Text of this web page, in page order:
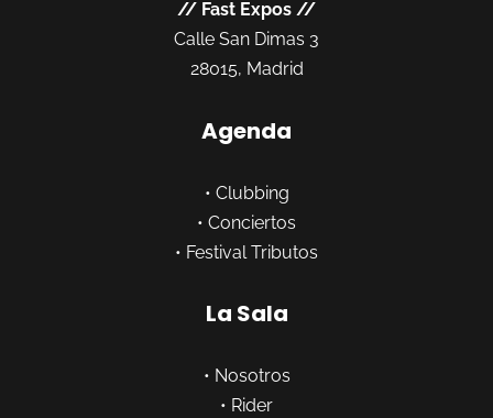
// Fast Expos //
Calle San Dimas 3
28015, Madrid
Agenda
• Clubbing
• Conciertos
• Festival Tributos
La Sala
• Nosotros
• Rider